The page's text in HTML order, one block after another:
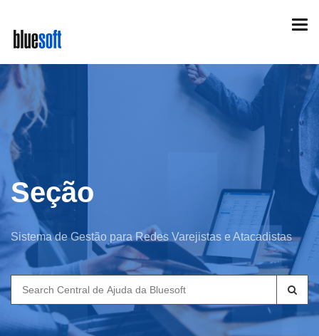
main
content
Seção
Sistema de Gestão para Redes Varejistas e Atacadistas
Search
for: